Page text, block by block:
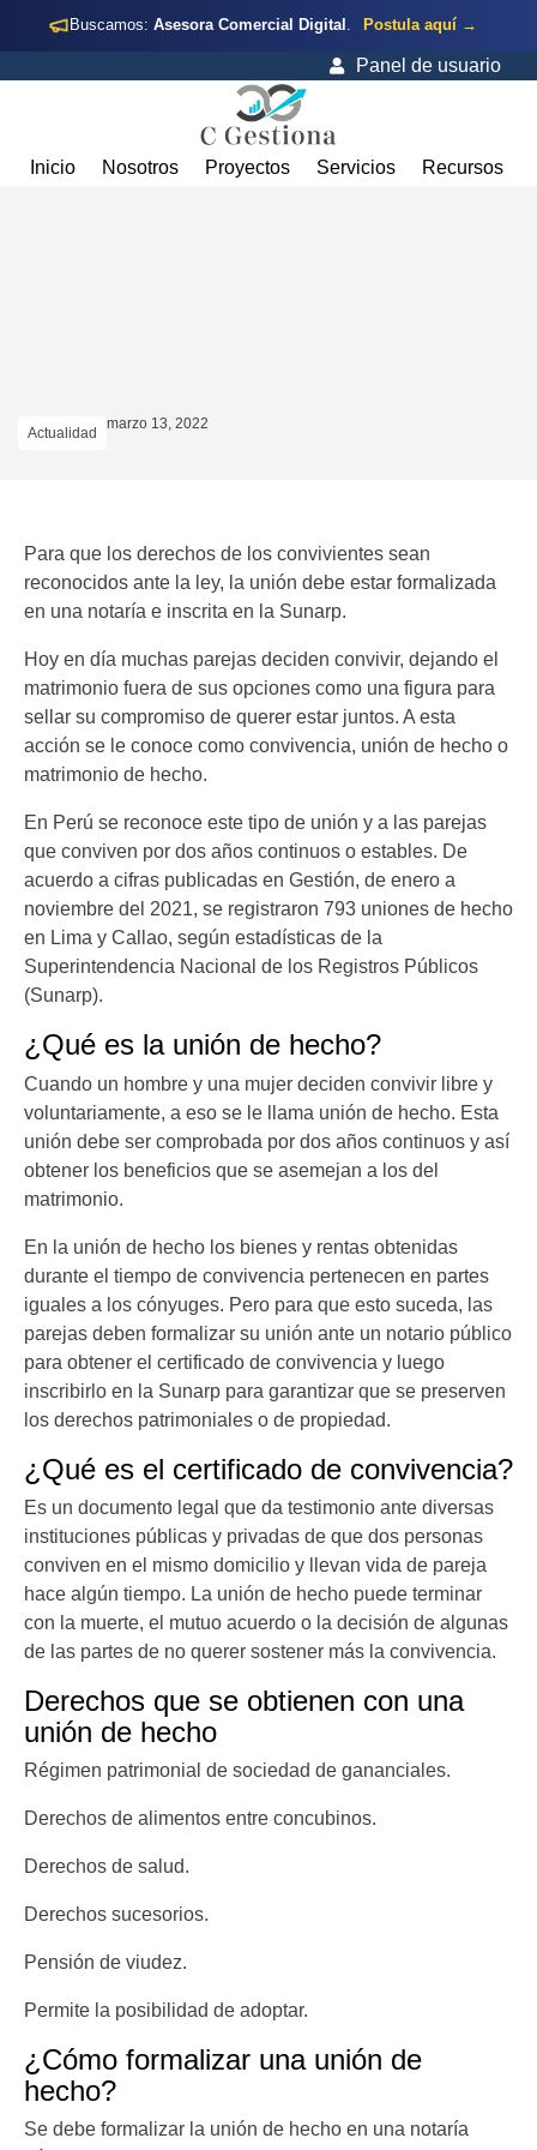
Buscamos: Asesora Comercial Digital . Postula aquí →
Panel de usuario
Inicio Nosotros Proyectos Servicios Recursos
Actualidad
marzo 13, 2022
Para que los derechos de los convivientes sean
reconocidos ante la ley, la unión debe estar formalizada
en una notaría e inscrita en la Sunarp.
Hoy en día muchas parejas deciden convivir, dejando el
matrimonio fuera de sus opciones como una figura para
sellar su compromiso de querer estar juntos. A esta
acción se le conoce como convivencia, unión de hecho o
matrimonio de hecho.
En Perú se reconoce este tipo de unión y a las parejas
que conviven por dos años continuos o estables. De
acuerdo a cifras publicadas en Gestión, de enero a
noviembre del 2021, se registraron 793 uniones de hecho
en Lima y Callao, según estadísticas de la
Superintendencia Nacional de los Registros Públicos
(Sunarp).
¿Qué es la unión de hecho?
Cuando un hombre y una mujer deciden convivir libre y
voluntariamente, a eso se le llama unión de hecho. Esta
unión debe ser comprobada por dos años continuos y así
obtener los beneficios que se asemejan a los del
matrimonio.
En la unión de hecho los bienes y rentas obtenidas
durante el tiempo de convivencia pertenecen en partes
iguales a los cónyuges. Pero para que esto suceda, las
parejas deben formalizar su unión ante un notario público
para obtener el certificado de convivencia y luego
inscribirlo en la Sunarp para garantizar que se preserven
los derechos patrimoniales o de propiedad.
¿Qué es el certificado de convivencia?
Es un documento legal que da testimonio ante diversas
instituciones públicas y privadas de que dos personas
conviven en el mismo domicilio y llevan vida de pareja
hace algún tiempo. La unión de hecho puede terminar
con la muerte, el mutuo acuerdo o la decisión de algunas
de las partes de no querer sostener más la convivencia.
Derechos que se obtienen con una
unión de hecho
Régimen patrimonial de sociedad de gananciales.
Derechos de alimentos entre concubinos.
Derechos de salud.
Derechos sucesorios.
Pensión de viudez.
Permite la posibilidad de adoptar.
¿Cómo formalizar una unión de
hecho?
Se debe formalizar la unión de hecho en una notaría